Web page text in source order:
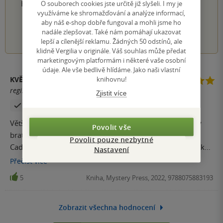
Hodnocení našich knihkupců: 0.0 z 5
1 2 3 4 5
KVĚTA PETRUŠOVÁ
registrovaný uživatel
Většina z vás si určitě pamatuje na britský seriál Případy
bratra Cadfaela, kde hlavní roli ztvárnil Derek Jacobi.
Cadfael je benediktinský mnich žijící v klášteře v městečku
Shrewsbury,do něhož však vstoupil až ve zralém věku,
když před tím bojoval nejen proti nevěřícím ve Svaté zemi,
ale také se plavil několik let po různých mořích. V klášteře
k tomu, že si ho vyžádá zdejší královský šerif Hugh
Přečístvíce
5 Kniha, Mystery Press, 2022, 9788075883193
Zobrazit všechna hodnocení
O souborech cookies jste určitě již slyšeli. I my je
využíváme ke shromažďování a analýze informací,
aby náš e-shop dobře fungoval a mohli jsme ho
nadále zlepšovat. Také nám pomáhají ukazovat
lepší a cílenější reklamu. Žádných 50 odstínů, ale
klidně Vergilia v originále. Váš souhlas může předat
marketingovým platformám i některé vaše osobní
údaje. Ale vše bedlivě hlídáme. Jako naši vlastní
knihovnu!
Zjistit více
Povolit vše
Povolit pouze nezbytné
Nastavení